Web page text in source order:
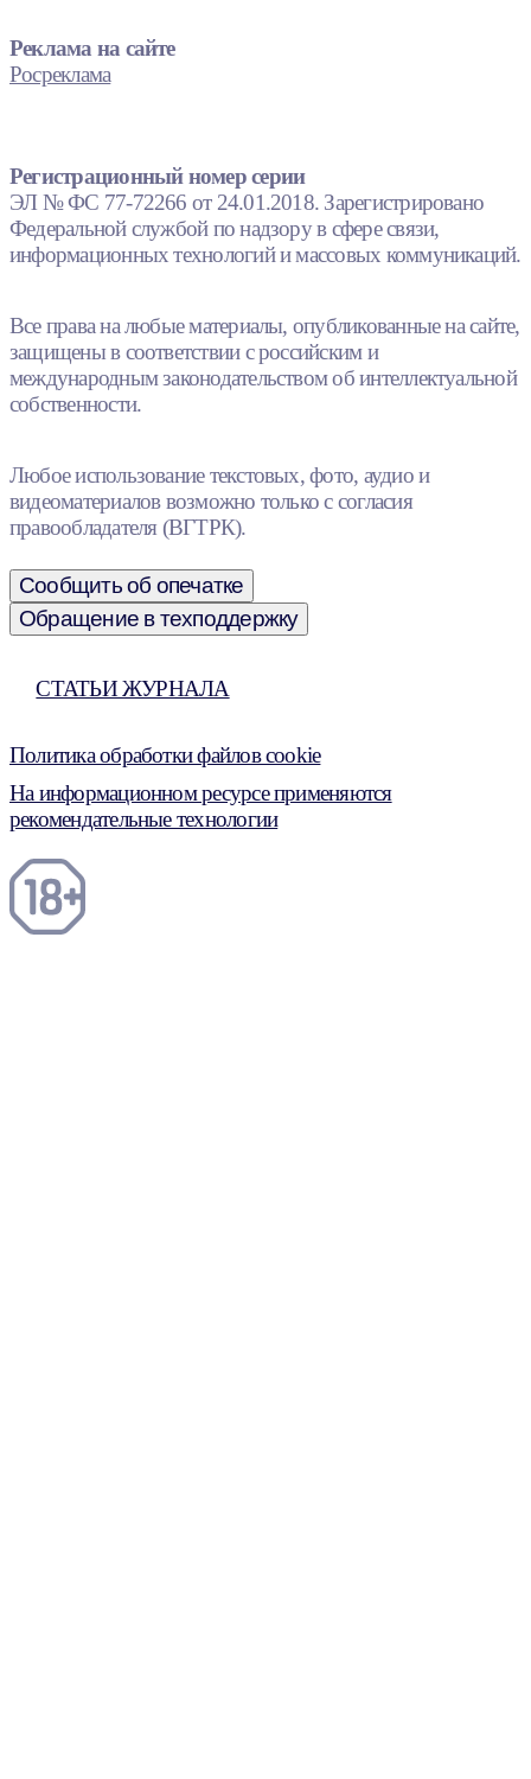
Реклама на сайте
Росреклама
Регистрационный номер серии
ЭЛ № ФС 77-72266 от 24.01.2018. Зарегистрировано
Федеральной службой по надзору в сфере связи,
информационных технологий и массовых коммуникаций.
Все права на любые материалы, опубликованные на сайте,
защищены в соответствии с российским и
международным законодательством об интеллектуальной
собственности.
Любое использование текстовых, фото, аудио и
видеоматериалов возможно только с согласия
правообладателя (ВГТРК).
Сообщить об опечатке
Обращение в техподдержку
СТАТЬИ ЖУРНАЛА
Политика обработки файлов cookie
На информационном ресурсе применяются
рекомендательные технологии